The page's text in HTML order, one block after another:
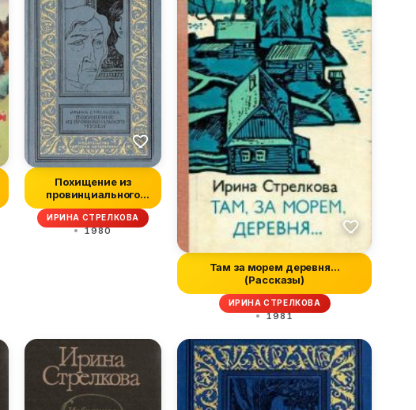
Похищение из
провинциального
музея. Повести
ИРИНА СТРЕЛКОВА
1980
Там за морем деревня…
(Рассказы)
ИРИНА СТРЕЛКОВА
1981